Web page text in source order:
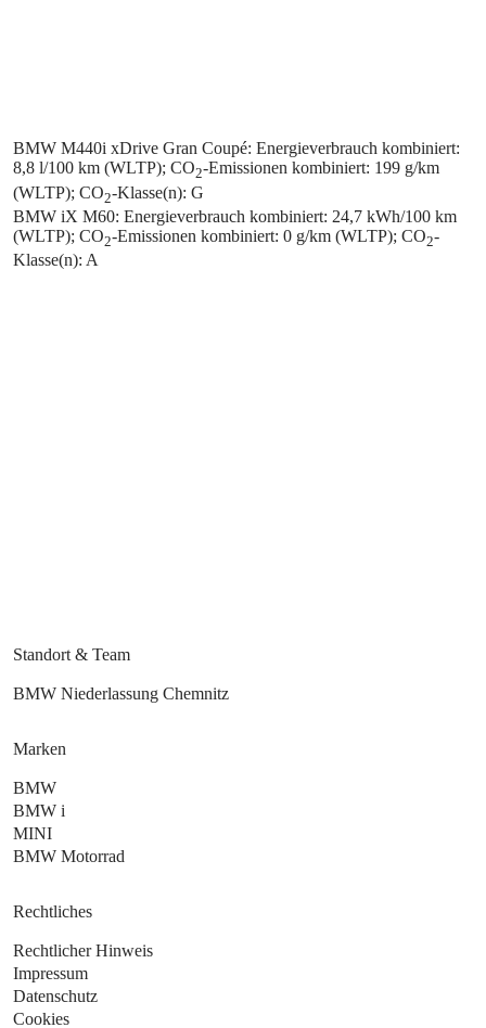
BMW M440i xDrive Gran Coupé: Energieverbrauch kombiniert:
8,8 l/100 km (WLTP); CO2-Emissionen kombiniert: 199 g/km
(WLTP); CO2-Klasse(n): G
BMW iX M60: Energieverbrauch kombiniert: 24,7 kWh/100 km
(WLTP); CO2-Emissionen kombiniert: 0 g/km (WLTP); CO2-
Klasse(n): A